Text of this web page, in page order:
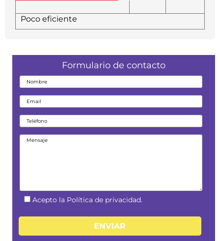
Poco eficiente
Formulario de contacto
Acepto la Política de privacidad.